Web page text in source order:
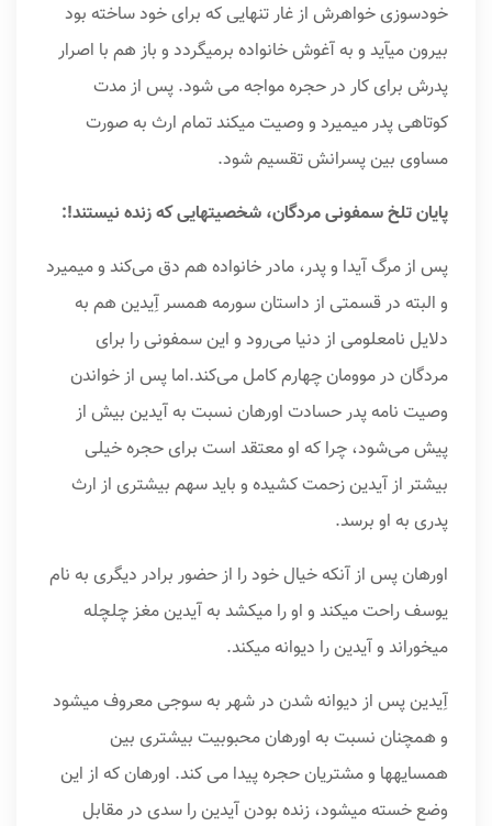
خودسوزی خواهرش از غار تنهایی که برای خود ساخته بود
بیرون میآید و به آغوش خانواده برمیگردد و باز هم با اصرار
پدرش برای کار در حجره مواجه می شود. پس از مدت
کوتاهی پدر میمیرد و وصیت میکند تمام ارث به صورت
مساوی بین پسرانش تقسیم شود.
پایان تلخ سمفونی مردگان، شخصیتهایی که زنده نیستند!:
پس از مرگ آیدا و پدر، مادر خانواده هم دق می‌کند و میمیرد
و البته در قسمتی از داستان سورمه همسر آِیدین هم به
دلایل نامعلومی از دنیا می‌رود و این سمفونی را برای
مردگان در موومان چهارم کامل می‌کند.اما پس از خواندن
وصیت نامه پدر حسادت اورهان نسبت به آیدین بیش از
پیش می‌شود، چرا که او معتقد است برای حجره خیلی
بیشتر از آیدین زحمت کشیده و باید سهم بیشتری از ارث
پدری به او برسد.
اورهان پس از آنکه خیال خود را از حضور برادر دیگری به نام
یوسف راحت میکند و او را میکشد به آیدین مغز چلچله
میخوراند و آیدین را دیوانه میکند.
آِیدین پس از دیوانه شدن در شهر به سوجی معروف میشود
و همچنان نسبت به اورهان محبوبیت بیشتری بین
همسایهها و مشتریان حجره پیدا می کند. اورهان که از این
وضع خسته میشود، زنده بودن آیدین را سدی در مقابل